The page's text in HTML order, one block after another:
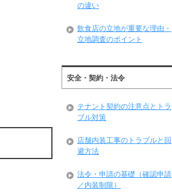
の違い
飲食店の立地が重要な理由・
立地調査のポイント
安全・契約・法令
テナント契約の注意点とトラ
ブル対策
店舗内装工事のトラブルと回
避方法
法令・申請の基礎（確認申請
／内装制限）